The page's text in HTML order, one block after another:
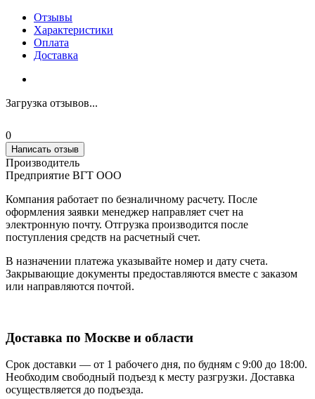
Отзывы
Характеристики
Оплата
Доставка
Загрузка отзывов...
0
Написать отзыв
Производитель
Предприятие ВГТ ООО
Компания работает по безналичному расчету. После
оформления заявки менеджер направляет счет на
электронную почту. Отгрузка производится после
поступления средств на расчетный счет.
В назначении платежа указывайте номер и дату счета.
Закрывающие документы предоставляются вместе с заказом
или направляются почтой.
Доставка по Москве и области
Срок доставки — от 1 рабочего дня, по будням с 9:00 до 18:00.
Необходим свободный подъезд к месту разгрузки. Доставка
осуществляется до подъезда.